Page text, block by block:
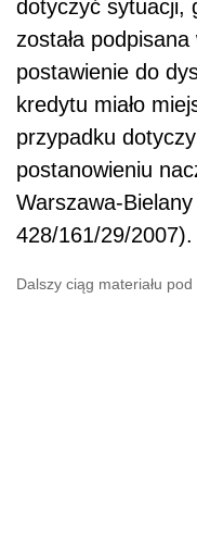
dotyczyć sytuacji,
została
postawienie do
kredytu miało
przypadku
postanowieniu
Warszawa-
428/161/29/2007).
Dalszy ciąg materiału